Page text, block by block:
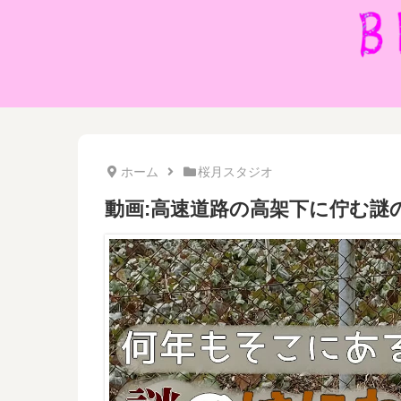
ホーム 桜月スタジオ
動画:高速道路の高架下に佇む謎